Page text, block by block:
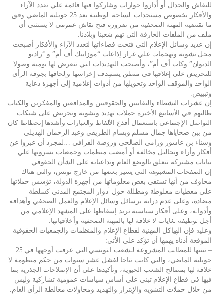
للنقاش والجدال أو أداروا حوارات وشاركوا فيها قائمة علي تعدد الآراء
والأفكار بخصوص مستجدات الساحة الوطنية بعد 25 جويلية الماضي وفق
ما تقتضيه المهنة الصحفية من ضرورة فتح نقاش عمومي لا يستثني أي
ملف من الملفات الحارقة التي تهم شعبنا وبلادنا.
إن عديد وسائل الإعلام التي فتحت فضاءاتها لتعدد الآراء والأفكار أصبحت
محل تشويه وتهجمات علي غرار إذاعات “موزاييك أف أم” و “راديو
الديوان” وكاب أف أم”، وأصبحت التهديدات التي تتعرض لها يومية وصولا
للتحريض على إغلاقها في منطق يستهدف إخراسها وإلحاقها بجوقة الرأي
الواحد والموقف الواحد وتحويلها من أدوات إعلامية إلى أجهزة دعاية
وتبييض.
إن عشرات النشطاء والنقابيين والحقوقيين والمدافعين والمفكرين والكتاب
طالتهم في الأسابيع الأخيرة حملات تهديد وتشويه وتحريض على شبكات
التواصل الإجتماعي باستعمال أقذع الألفاظ والعبارات وأشدها إنحطاطا كان
من بين ضحاياها جمال مسلم وبسام الطريفي وعبد الرحمان الهذيلي
وسناء بن عاشور ورامي الصالحي وروضة القرافي …لمجرد أن عبروا عن
أفكار وأراء وتحاليل مخالفة أو أمضت منظمات وجمعيات يسرونها علي
بيانات مشتركة تتعلق بالوضع العام وتداعياته على الشأن الحقوقي.
إن الصفحات المشبوهة التي يسير بعضها من خارج تونس، والتي هناك
مخاوف من أنها تستقي بعض معلوماتها من أجهزة الدولة، تؤسس حملاتها
على معطيات مغلوطة ومظللة حول أدوار المجتمع المدني كسلطة
مضادة، وعلى عدم دراية برسائل وسائل الإعلام والعمل الصحفي وأهدافه
وأدواته، وعلى أفكار سياسية تريد إسقاطها على المشهد الإعلامي من
أجل توظيفه لغايات لا علاقة لها بالمهنة الصحفية وأخلاقياتها.
وعليه فإن الهياكل المهنية لقطاع الإعلام والمنظمات والجمعيات الحقوقية
الموقعة أدناه يهمها أن تؤكد على الأتي:
– تبنيها للمطالب المشروعة للشعب التونسي التي عرفت أوجهها في 25
جويلية الماضي، والتي كانت نتاجا لفشل عشر سنوات من حكم منظومة لا
علاقة لها بمصالح الشعب الحيوية، وتأكيدها على أن الإصلاحات الجذرية بما
فيها في قطاع الإعلام تبنى على أساس سياسات عمومية تشاركية وليس
من خلال حملات التشويه والإبتزاز والتهديد ومحاولات مغالطة الرأي العام.